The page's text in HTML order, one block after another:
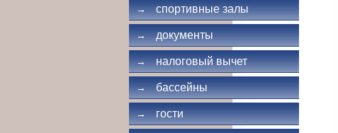
→ спортивные залы
→ документы
→ налоговый вычет
→ бассейны
→ гости